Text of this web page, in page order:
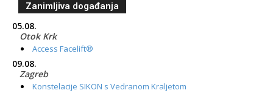
Zanimljiva događanja
05.08.
Otok Krk
Access Facelift®
09.08.
Zagreb
Konstelacije SIKON s Vedranom Kraljetom